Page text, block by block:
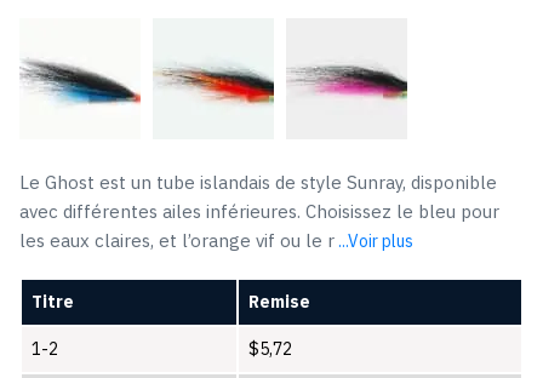
Le Ghost est un tube islandais de style Sunray, disponible
avec différentes ailes inférieures. Choisissez le bleu pour
les eaux claires, et l’orange vif ou le r...Voir plus
Titre Remise
1-2 $5,72